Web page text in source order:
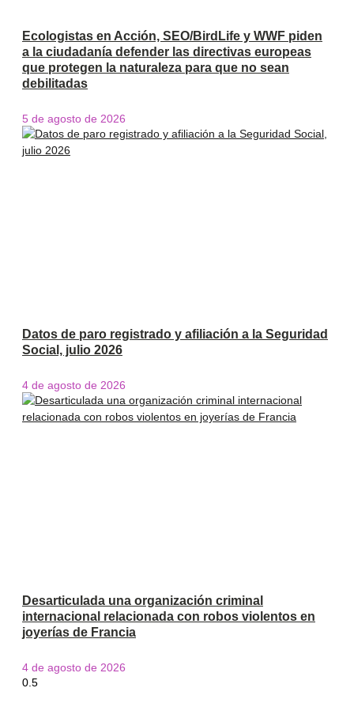
Ecologistas en Acción, SEO/BirdLife y WWF piden
a la ciudadanía defender las directivas europeas
que protegen la naturaleza para que no sean
debilitadas
5 de agosto de 2026
Datos de paro registrado y afiliación a la Seguridad
Social, julio 2026
4 de agosto de 2026
Desarticulada una organización criminal
internacional relacionada con robos violentos en
joyerías de Francia
4 de agosto de 2026